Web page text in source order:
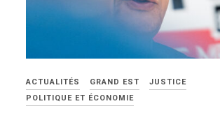
ACTUALITÉS GRAND EST
JUSTICE
POLITIQUE ET ÉCONOMIE